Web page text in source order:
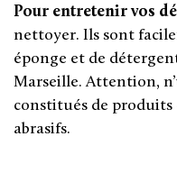
Pour entretenir vos
nettoyer. Ils sont
éponge et de
Marseille. Attention,
constitués de produits
abrasifs.